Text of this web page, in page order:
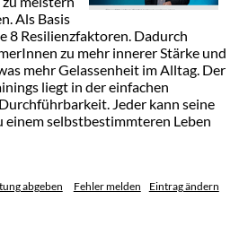
Als Basis
8 Resilienzfaktoren. Dadurch
zu mehr innerer Stärke und
mehr Gelassenheit im Alltag. Der
liegt in der einfachen
Jeder kann seine
einem selbstbestimmteren Leben
abgeben Fehler melden Eintrag ändern